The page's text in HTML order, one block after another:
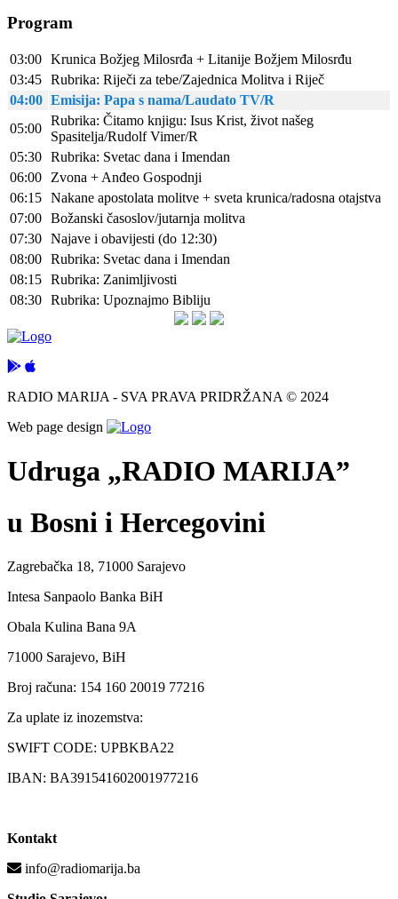
Program
03:00 Krunica Božjeg Milosrđa + Litanije Božjem Milosrđu
03:45 Rubrika: Riječi za tebe/Zajednica Molitva i Riječ
04:00 Emisija: Papa s nama/Laudato TV/R
05:00
Rubrika: Čitamo knjigu: Isus Krist, život našeg
Spasitelja/Rudolf Vimer/R
05:30 Rubrika: Svetac dana i Imendan
06:00 Zvona + Anđeo Gospodnji
06:15 Nakane apostolata molitve + sveta krunica/radosna otajstva
07:00 Božanski časoslov/jutarnja molitva
07:30 Najave i obavijesti (do 12:30)
08:00 Rubrika: Svetac dana i Imendan
08:15 Rubrika: Zanimljivosti
08:30 Rubrika: Upoznajmo Bibliju
RADIO MARIJA - SVA PRAVA PRIDRŽANA © 2024
Web page design
Udruga „RADIO MARIJA”
u Bosni i Hercegovini
Zagrebačka 18, 71000 Sarajevo
Intesa Sanpaolo Banka BiH
Obala Kulina Bana 9A
71000 Sarajevo, BiH
Broj računa: 154 160 20019 77216
Za uplate iz inozemstva:
SWIFT CODE: UPBKBA22
IBAN: BA391541602001977216
Kontakt
info@radiomarija.ba